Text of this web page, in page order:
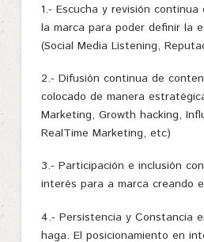
1.- Escucha y revisión
la marca para poder definir la
(Social Media Listening,
2.- Difusión continua de
colocado de manera
Marketing, Growth hacking,
RealTime Marketing, etc)
3.- Participación e inclusión
interés para a marca creando
4.- Persistencia y Constancia
haga. El posicionamiento en